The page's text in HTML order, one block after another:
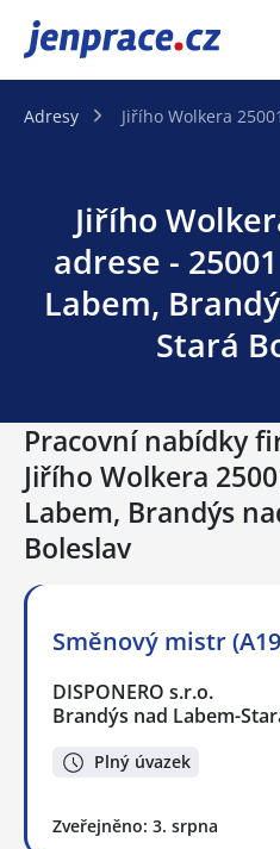
JenPráce.cz
Adresy Jiřího Wolkera
Jiřího
adrese -
Labem,
Stará
Pracovní nabídky
Jiřího Wolkera
Labem, Brandýs
Boleslav
Směnový mistr
DISPONERO s.r.o.
Brandýs nad Labem-
Plný úvazek
Zveřejněno: 3. srpna